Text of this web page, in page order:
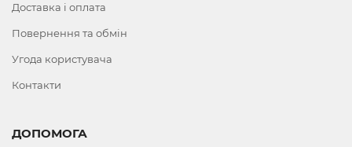
Доставка і оплата
Повернення та обмін
Угода користувача
Контакти
ДОПОМОГА